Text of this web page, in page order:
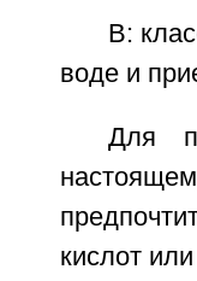
B:
воде и
Для
кислот